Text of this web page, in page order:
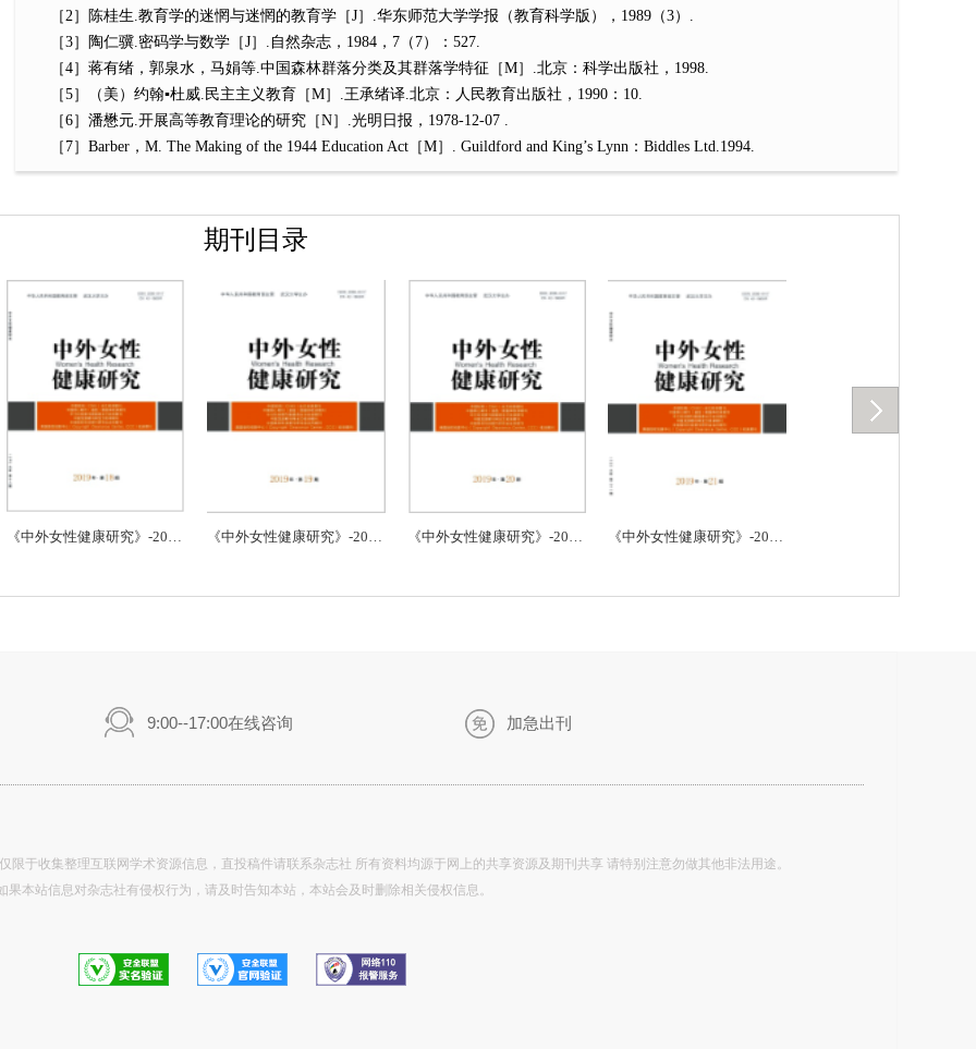
［2］陈桂生.教育学的迷惘与迷惘的教育学［J］.华东师范大学学报（教育科学版），1989（3）.
［3］陶仁骥.密码学与数学［J］.自然杂志，1984，7（7）：527.
［4］蒋有绪，郭泉水，马娟等.中国森林群落分类及其群落学特征［M］.北京：科学出版社，1998.
［5］（美）约翰▪杜威.民主主义教育［M］.王承绪译.北京：人民教育出版社，1990：10.
［6］潘懋元.开展高等教育理论的研究［N］.光明日报，1978-12-07 .
［7］Barber，M. The Making of the 1944 Education Act［M］. Guildford and King’s Lynn：Biddles Ltd.1994.
期刊目录
《中外女性健康研究》-2019.18 《中外女性健康研究》-2019.19 《中外女性健康研究》-2019.20 《中外女性健康研究》-2019.21
9:00--17:00在线咨询 加急出刊
于收集整理互联网学术资源信息，直投稿件请联系杂志社 所有资料均源于网上的共享资源及期刊共享 请特别注意勿做其他非法用途。
果本站信息对杂志社有侵权行为，请及时告知本站，本站会及时删除相关侵权信息。